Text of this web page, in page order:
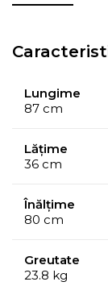
Lungime
87 cm
Lățime
36 cm
Înălțime
80 cm
Greutate
23.8 kg